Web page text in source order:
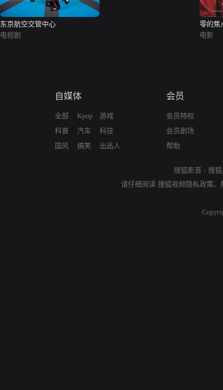
东京航空交管中心
电视剧
零的焦
电影
自媒体
全部
科普
国风
Kpop
汽车
搞笑
游戏
科技
出品人
会员
会员特权
会员剧场
帮助
搜狐影音 - 搜
请仔细阅读 搜狐视频隐私政策、